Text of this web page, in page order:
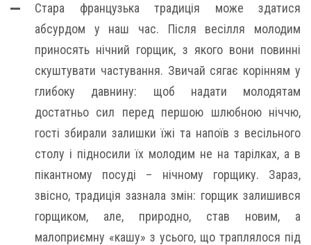
Стара французька традиція може здатися
абсурдом у наш час. Після весілля молодим
приносять нічний горщик, з якого вони повинні
скуштувати частування. Звичай сягає корінням у
глибоку давнину: щоб надати молодятам
достатньо сил перед першою шлюбною ніччю,
гості збирали залишки їжі та напоїв з весільного
столу і підносили їх молодим не на тарілках, а в
пікантному посуді – нічному горщику. Зараз,
звісно, традиція зазнала змін: горщик залишився
горщиком, але, природно, став новим, а
малоприємну «кашу» з усього, що траплялося під